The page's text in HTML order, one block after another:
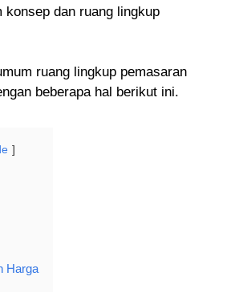
konsep dan ruang lingkup
ruang lingkup pemasaran
beberapa hal berikut ini.
Harga